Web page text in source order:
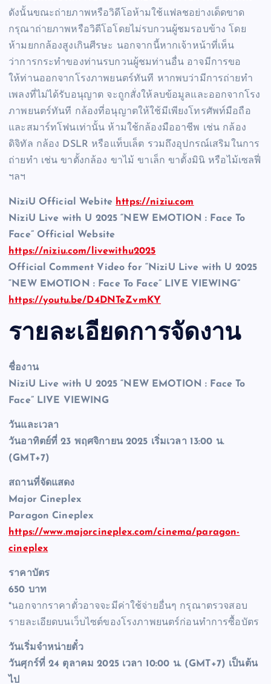
ดังนั้นขณะถ่ายภาพหรือวิดีโอห้ามใช้แฟลชอย่างเด็ดขาด
กรุณาถ่ายภาพหรือวิดีโอโดยไม่รบกวนผู้ชมรอบข้าง โดย
ห้ามยกกล้องสูงเกินศีรษะ นอกจากนี้หากเจ้าหน้าที่เห็น
ว่าการกระทำของท่านรบกวนผู้ชมท่านอื่น อาจมีการขอ
ให้ท่านออกจากโรงภาพยนตร์ทันที หากพบว่ามีการถ่ายทำ
เพลงที่ไม่ได้รับอนุญาต จะถูกสั่งให้ลบข้อมูลและออกจากโรง
ภาพยนตร์ทันที กล้องที่อนุญาตให้ใช้มีเพียงโทรศัพท์มือถือ
และสมาร์ทโฟนเท่านั้น ห้ามใช้กล้องมืออาชีพ เช่น กล้อง
ดิจิทัล กล้อง DSLR หรือแท็บเล็ต รวมถึงอุปกรณ์เสริมในการ
ถ่ายทำ เช่น ขาตั้งกล้อง ขาไม้ ขาเล็ก ขาตั้งมินิ หรือไม้เซลฟี่
ฯลฯ
NiziU Official Webite https://niziu.com
NiziU Live with U 2025 “NEW EMOTION : Face To
Face” Official Website
https://niziu.com/livewithu2025
Official Comment Video for “NiziU Live with U 2025
“NEW EMOTION : Face To Face” LIVE VIEWING”
https://youtu.be/D4DNTeZvmKY
รายละเอียดการจัดงาน
ชื่องาน
NiziU Live with U 2025 “NEW EMOTION : Face To
Face” LIVE VIEWING
วันและเวลา
วันอาทิตย์ที่ 23 พฤศจิกายน 2025 เริ่มเวลา 13:00 น.
(GMT+7)
สถานที่จัดแสดง
Major Cineplex
Paragon Cineplex
https://www.majorcineplex.com/cinema/paragon-
cineplex
ราคาบัตร
650 บาท
*นอกจากราคาตั๋วอาจจะมีค่าใช้จ่ายอื่นๆ กรุณาตรวจสอบ
รายละเอียดบนเว็บไซต์ของโรงภาพยนตร์ก่อนทำการซื้อบัตร
วันเริ่มจำหน่ายตั๋ว
วันศุกร์ที่ 24 ตุลาคม 2025 เวลา 10:00 น. (GMT+7) เป็นต้น
ไป